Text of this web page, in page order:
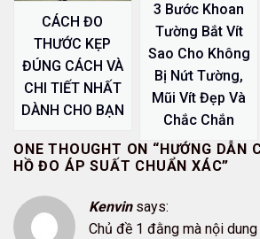
CÁCH ĐO
THƯỚC KẸP
ĐÚNG CÁCH VÀ
CHI TIẾT NHẤT
DÀNH CHO BẠN
3 Bước Khoan
Tường Bắt Vít
Sao Cho Không
Bị Nứt Tường,
Mũi Vít Đẹp Và
Chắc Chắn
ONE THOUGHT ON “HƯỚNG DẪN
HỒ ĐO ÁP SUẤT CHUẨN XÁC”
Kenvin says:
Chủ đề 1 đằng mà nội